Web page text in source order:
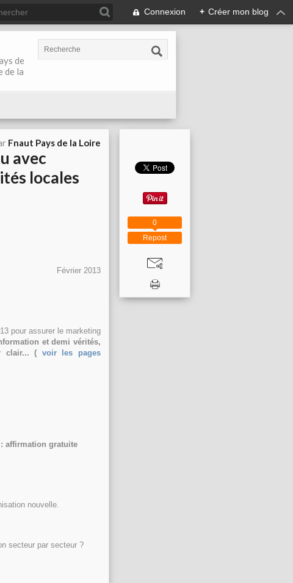
Connexion + Créer mon blog
de
de la
Fnaut Pays de la Loire
avec
locales
Février 2013
pour assurer le marketing
et demi vérités,
clair... (
voir les pages
affirmation gratuite
nouvelle.
secteur par secteur ?
Repost
0